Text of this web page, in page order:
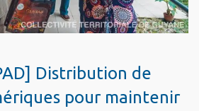
Distribution de
pour maintenir